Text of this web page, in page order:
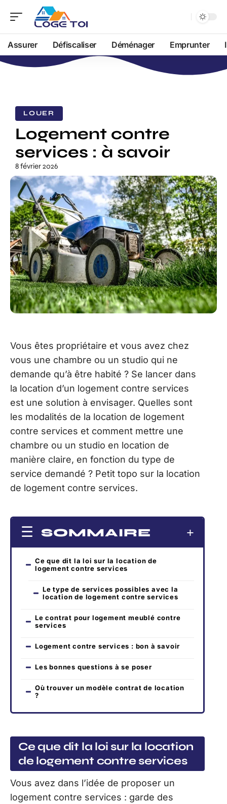
Assurer Défiscaliser Déménager Emprunter
LOUER
Logement contre
services : à savoir
8 février 2026
Vous êtes propriétaire et vous avez chez
vous une chambre ou un studio qui ne
demande qu’à être habité ? Se lancer dans
la location d’un logement contre services
est une solution à envisager. Quelles sont
les modalités de la location de logement
contre services et comment mettre une
chambre ou un studio en location de
manière claire, en fonction du type de
service demandé ? Petit topo sur la location
de logement contre services.
SOMMAIRE
Ce que dit la loi sur la location de
logement contre services
Le type de services possibles avec la
location de logement contre services
Le contrat pour logement meublé contre
services
Logement contre services : bon à savoir
Les bonnes questions à se poser
Où trouver un modèle contrat de location
?
Ce que dit la loi sur la location
de logement contre services
Vous avez dans l’idée de proposer un
logement contre services : garde des